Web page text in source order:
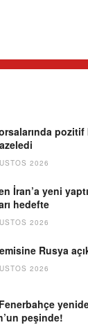
pozitif
2026
İran’a yeni
hedefte
2026
Rusya
2026
peşinde!